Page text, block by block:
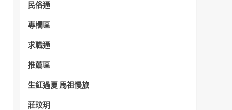
民俗通
專欄區
求職通
推薦區
生紅過夏 馬祖慢旅
莊玟玥